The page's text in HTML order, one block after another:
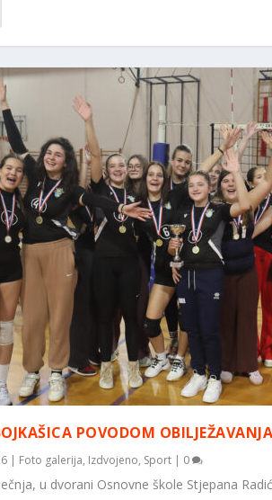
POVODOM
| Foto galerija, Izdvojeno, Sport | 0
u dvorani Osnovne škole Stjepana